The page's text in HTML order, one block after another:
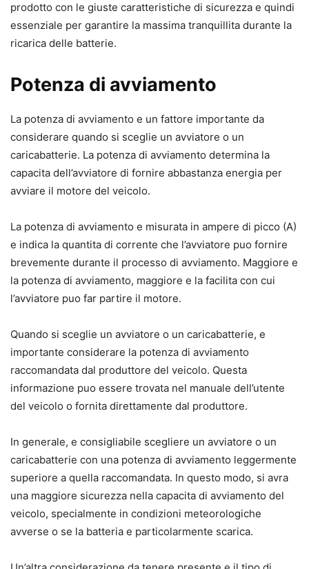
prodotto con le giuste caratteristiche di sicurezza e quindi
essenziale per garantire la massima tranquillita durante la
ricarica delle batterie.
Potenza di avviamento
La potenza di avviamento e un fattore importante da
considerare quando si sceglie un avviatore o un
caricabatterie. La potenza di avviamento determina la
capacita dell’avviatore di fornire abbastanza energia per
avviare il motore del veicolo.
La potenza di avviamento e misurata in ampere di picco (A)
e indica la quantita di corrente che l’avviatore puo fornire
brevemente durante il processo di avviamento. Maggiore e
la potenza di avviamento, maggiore e la facilita con cui
l’avviatore puo far partire il motore.
Quando si sceglie un avviatore o un caricabatterie, e
importante considerare la potenza di avviamento
raccomandata dal produttore del veicolo. Questa
informazione puo essere trovata nel manuale dell’utente
del veicolo o fornita direttamente dal produttore.
In generale, e consigliabile scegliere un avviatore o un
caricabatterie con una potenza di avviamento leggermente
superiore a quella raccomandata. In questo modo, si avra
una maggiore sicurezza nella capacita di avviamento del
veicolo, specialmente in condizioni meteorologiche
avverse o se la batteria e particolarmente scarica.